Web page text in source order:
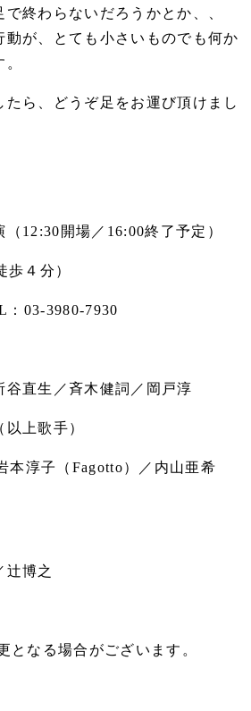
終わらないだろうかとか、、
が、とても小さいものでも何か
ら、どうぞ足をお運び頂けまし
12:30開場／16:00終了予定）
４分）
03-3980-7930
直生／斉木健詞／岡戸淳
上歌手）
淳子（Fagotto）／内山亜希
辻博之
なる場合がございます。